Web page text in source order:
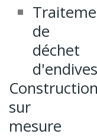
de
déchet
d'endives
sur
mesure